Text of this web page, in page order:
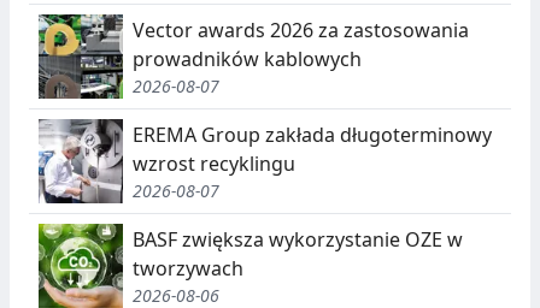
Vector awards 2026 za zastosowania
prowadników kablowych
2026-08-07
EREMA Group zakłada długoterminowy
wzrost recyklingu
2026-08-07
BASF zwiększa wykorzystanie OZE w
tworzywach
2026-08-06